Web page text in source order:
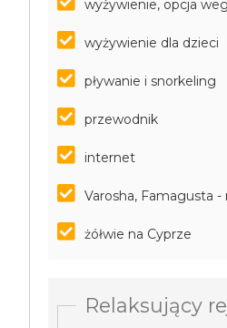
wyżywienie, opcja
wyżywienie dla dzieci
pływanie i snorkeling
przewodnik
internet
Varosha, Famagusta
żółwie na Cyprze
Relaksujący